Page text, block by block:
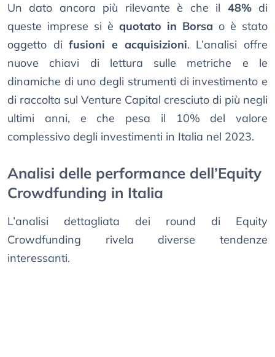
Un dato ancora più rilevante è che il 48%di
queste imprese si è quotato in Borsa o è stato
oggetto difusioni e acquisizioni. L’analisi offre
nuove chiavi di lettura sulle metriche e le
dinamiche di uno degli strumenti di investimento e
di raccolta sul Venture Capital cresciuto di più negli
ultimi anni, e che pesa il 10% del valore
complessivo degli investimenti in Italia nel 2023.
Analisi delle performance dell’Equity
Crowdfunding in Italia
L’analisi dettagliata dei round di Equity
Crowdfunding rivela diverse tendenze
interessanti.